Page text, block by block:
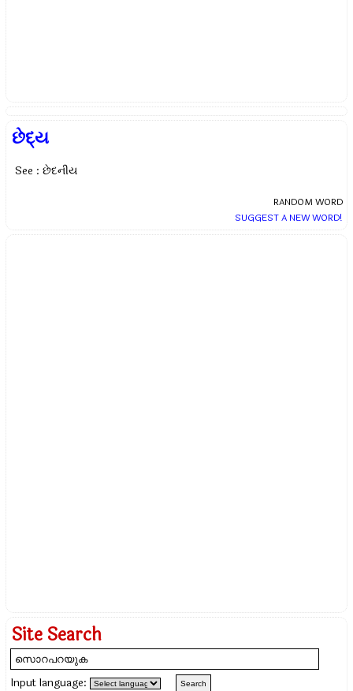
છેદ્ય
See : છેદનીય
RANDOM WORD
SUGGEST A NEW WORD!
Site Search
Input language: